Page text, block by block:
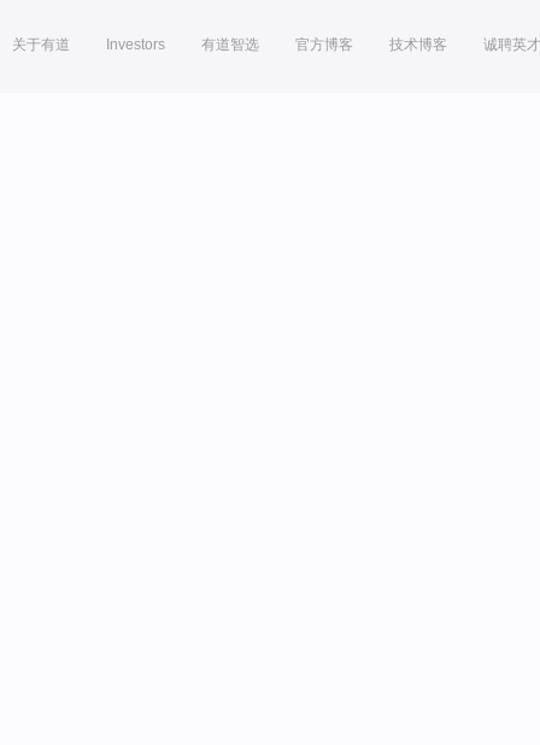
关于有道 Investors 有道智选 官方博客 技术博客 诚聘英才